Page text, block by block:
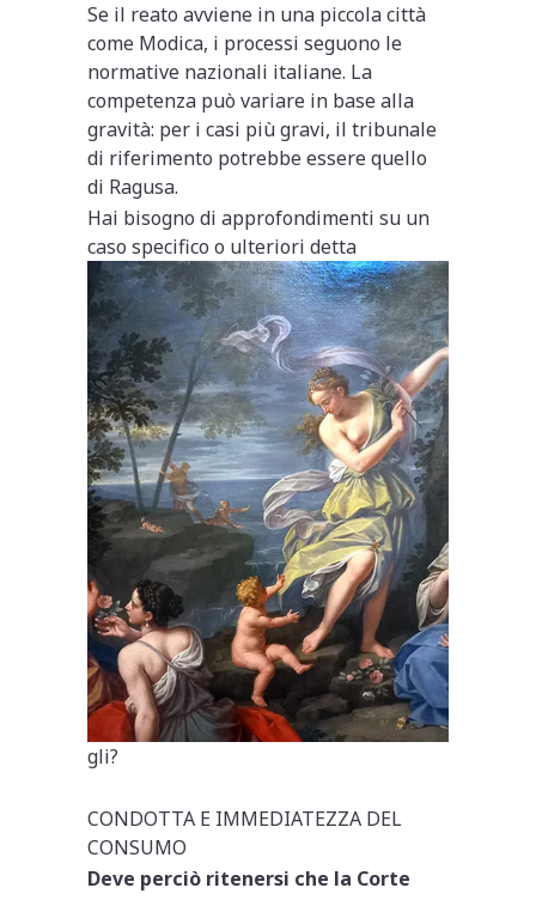
Se il reato avviene in una piccola città
come Modica, i processi seguono le
normative nazionali italiane. La
competenza può variare in base alla
gravità: per i casi più gravi, il tribunale
di riferimento potrebbe essere quello
di Ragusa.
Hai bisogno di approfondimenti su un
caso specifico o ulteriori detta
gli?
CONDOTTA E IMMEDIATEZZA DEL
CONSUMO
Deve perciò ritenersi che la Corte